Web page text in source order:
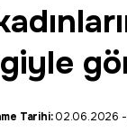
Tarihi:02.06.2026 -